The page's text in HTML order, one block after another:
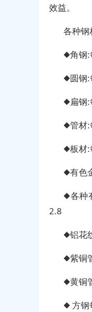
效益。
各种钢
◆角钢:
◆圆钢:
◆扁钢:
◆管材:
◆板材:
◆有色
◆各种
2.8
◆铝花
◆紫铜
◆黄铜
◆ 方钢